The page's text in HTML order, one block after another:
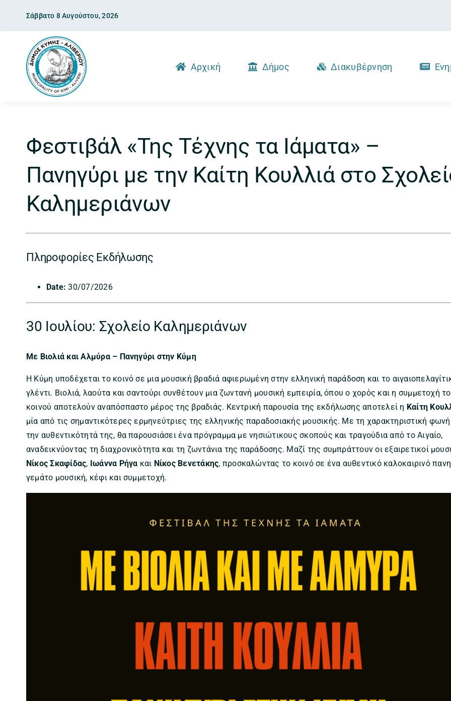
content
Σάββατο 8 Αυγούστου, 2026
Αρχική Δήμος Διακυβέρνηση
Φεστιβάλ «Της Τέχνης τα Ιάματα» –
Πανηγύρι με την Καίτη Κουλλιά στο
Καλημεριάνων
Πληροφορίες Εκδήλωσης
Date: 30/07/2026
30 Ιουλίου: Σχολείο Καλημεριάνων
Με Βιολιά και Αλμύρα – Πανηγύρι στην Κύμη
Η Κύμη υποδέχεται το κοινό σε μια μουσική βραδιά αφιερωμένη στην ελληνική παράδοση και το
γλέντι. Βιολιά, λαούτα και σαντούρι συνθέτουν μια ζωντανή μουσική εμπειρία, όπου ο χορός και η συμμετοχή
κοινού αποτελούν αναπόσπαστο μέρος της βραδιάς. Κεντρική παρουσία της εκδήλωσης αποτελεί η Καίτη
μία από τις σημαντικότερες ερμηνεύτριες της ελληνικής παραδοσιακής μουσικής. Με τη χαρακτηριστική φωνή
την αυθεντικότητά της, θα παρουσιάσει ένα πρόγραμμα με νησιώτικους σκοπούς και τραγούδια από το Αιγαίο,
αναδεικνύοντας τη διαχρονικότητα και τη ζωντάνια της παράδοσης. Μαζί της συμπράττουν οι εξαιρετικοί
Νίκος Σκαφίδας, Ιωάννα Ρήγα και Νίκος Βενετάκης, προσκαλώντας το κοινό σε ένα αυθεντικό καλοκαιρινό
γεμάτο μουσική, κέφι και συμμετοχή.